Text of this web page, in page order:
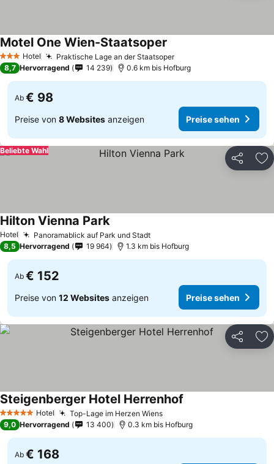
3 SterneHotel Praktische Lage an der Staatsoper
Motel One Wien-Staatsoper
8,7 Hervorragend 14 239 0.6 km bis Hofburg
Ab € 98
Preise von 8 Websites anzeigen Preise sehen
Teilen
Beliebte Wahl
Hotel Panoramablick auf Park und Stadt
Hilton Vienna Park
8,5 Hervorragend 19 964 1.3 km bis Hofburg
Ab € 152
Preise von 12 Websites anzeigen Preise sehen
Teilen
5 Sterne Hotel Top-Lage im Herzen Wiens
Steigenberger Hotel Herrenhof
9,0 Hervorragend 13 400 0.3 km bis Hofburg
Ab € 168